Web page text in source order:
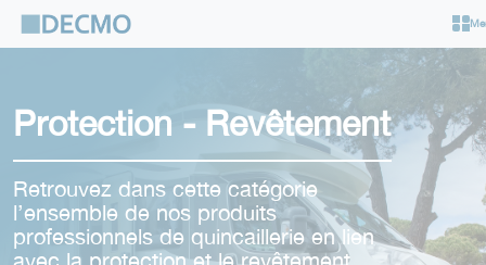
Protection - Revêtement
Retrouvez dans cette catégorie
l’ensemble de nos produits
professionnels de quincaillerie en lien
Cookies management panel